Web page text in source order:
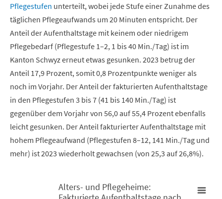
Pflegestufen unterteilt, wobei jede Stufe einer Zunahme des
täglichen Pflegeaufwands um 20 Minuten entspricht. Der
Anteil der Aufenthaltstage mit keinem oder niedrigem
Pflegebedarf (Pflegestufe 1–2, 1 bis 40 Min./Tag) ist im
Kanton Schwyz erneut etwas gesunken. 2023 betrug der
Anteil 17,9 Prozent, somit 0,8 Prozentpunkte weniger als
noch im Vorjahr. Der Anteil der fakturierten Aufenthaltstage
in den Pflegestufen 3 bis 7 (41 bis 140 Min./Tag) ist
gegenüber dem Vorjahr von 56,0 auf 55,4 Prozent ebenfalls
leicht gesunken. Der Anteil fakturierter Aufenthaltstage mit
hohem Pflegeaufwand (Pflegestufen 8–12, 141 Min./Tag und
mehr) ist 2023 wiederholt gewachsen (von 25,3 auf 26,8%).
Alters- und Pflegeheime: